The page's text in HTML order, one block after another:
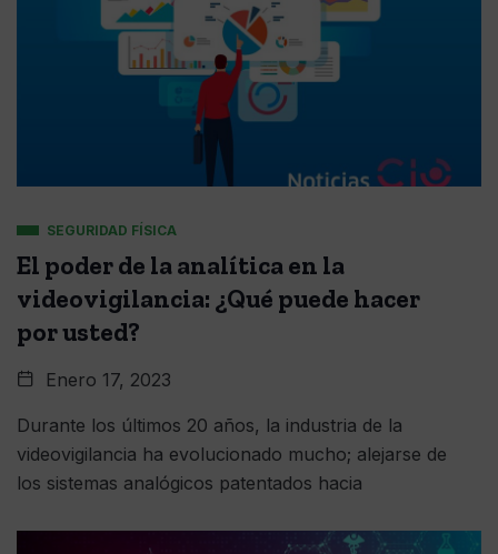
SEGURIDAD FÍSICA
El poder de la analítica en la
videovigilancia: ¿Qué puede hacer
por usted?
Enero 17, 2023
Durante los últimos 20 años, la industria de la
videovigilancia ha evolucionado mucho; alejarse de
los sistemas analógicos patentados hacia